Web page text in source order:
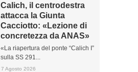
Calich, il centrodestra
attacca la Giunta
Cacciotto: «Lezione di
concretezza da ANAS»
«La riapertura del ponte “Calich I”
sulla SS 291...
7 Agosto 2026